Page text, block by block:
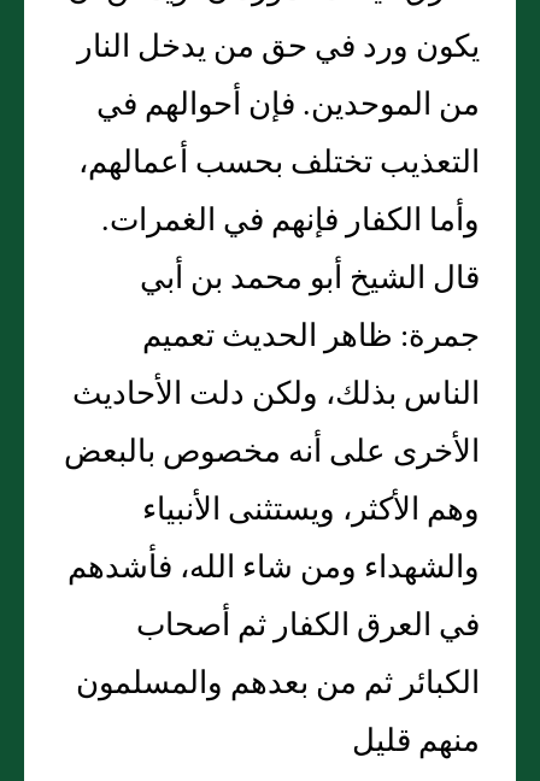
يكون ورد في حق من يدخل النار
من الموحدين. فإن أحوالهم في
التعذيب تختلف بحسب أعمالهم،
وأما الكفار فإنهم في الغمرات.
قال الشيخ أبو محمد بن أبي
جمرة: ظاهر الحديث تعميم
الناس بذلك، ولكن دلت الأحاديث
الأخرى على أنه مخصوص بالبعض
وهم الأكثر، ويستثنى الأنبياء
والشهداء ومن شاء الله، فأشدهم
في العرق الكفار ثم أصحاب
الكبائر ثم من بعدهم والمسلمون
منهم قليل